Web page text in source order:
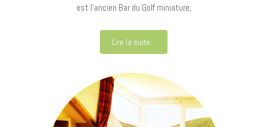
est l’ancien Bar du Golf miniature,
Lire la suite...